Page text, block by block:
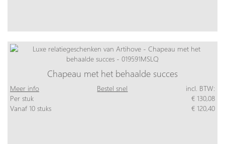
Chapeau met het behaalde succes
Meer info Bestel snel
incl. BTW:
Per stuk
€ 130,08
Vanaf 10 stuks
€ 120,40